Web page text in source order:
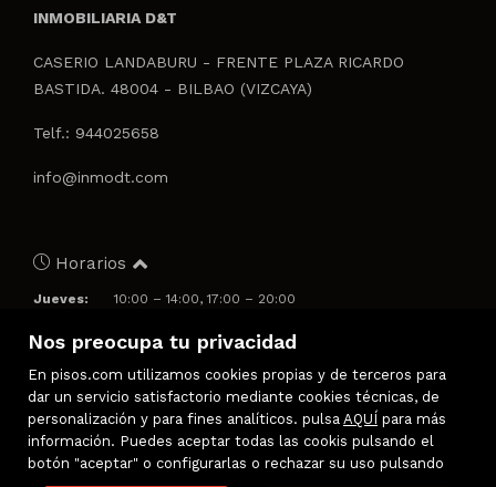
Nos preocupa tu privacidad
En pisos.com utilizamos cookies propias y de terceros para
dar un servicio satisfactorio mediante cookies técnicas, de
personalización y para fines analíticos. pulsa AQUÍ para más
información. Puedes aceptar todas las cookis pulsando el
botón "aceptar" o configurarlas o rechazar su uso pulsando
INMOBILIARIA D&T
CASERIO LANDABURU - FRENTE PLAZA RICARDO
BASTIDA. 48004 - BILBAO (VIZCAYA)
Telf.: 944025658
info@inmodt.com
Horarios
Jueves:
10:00 – 14:00, 17:00 – 20:00
Sábado:
Cerrado
Domingo:
Cerrado
Lunes:
10:00 – 14:00, 17:00 – 20:00
10:00 – 14:00, 17:00 – 20:00
Miércoles:
10:00 – 14:00, 17:00 – 20:00